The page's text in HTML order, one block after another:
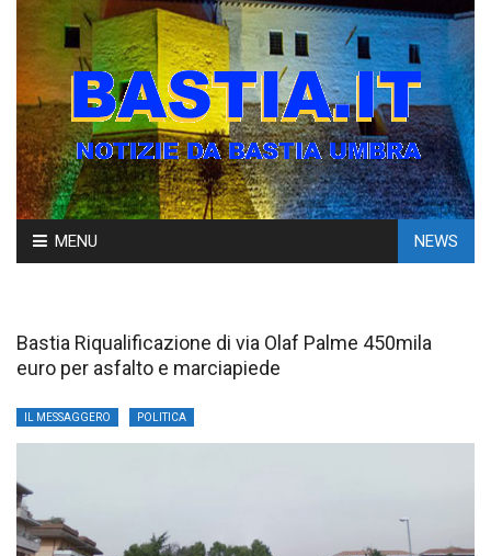
Skip
to
MENU NEWS
Bastia Riqualificazione di via Olaf Palme 450mila
euro per asfalto e marciapiede
IL MESSAGGERO POLITICA